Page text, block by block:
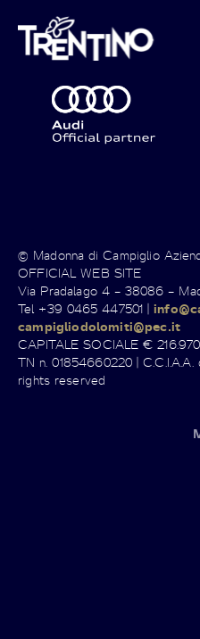
© Madonna di Campiglio
OFFICIAL WEB SITE
Via Pradalago 4 – 38086 –
Tel +39 0465 447501 |
campigliodolomiti@pec.it
CAPITALE SOCIALE €
TN n. 01854660220 |
rights reserved